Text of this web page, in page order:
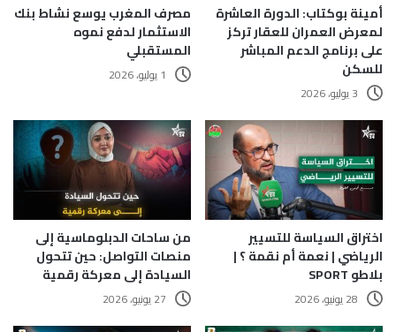
أمينة بوكتاب: الدورة العاشرة
لمعرض العمران للعقار تركز
على برنامج الدعم المباشر
للسكن
3 يوليو، 2026
مصرف المغرب يوسع نشاط بنك
الاستثمار لدفع نموه
المستقبلي
1 يوليو، 2026
اختراق السياسة للتسيير
الرياضي | نعمة أم نقمة ؟ |
بلاطو SPORT
28 يونيو، 2026
من ساحات الدبلوماسية إلى
منصات التواصل: حين تتحول
السيادة إلى معركة رقمية
27 يونيو، 2026